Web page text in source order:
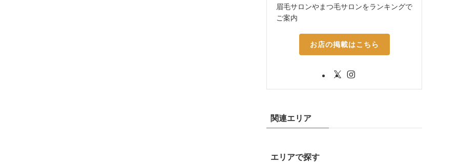
眉毛サロンやまつ毛サロンをランキングで
ご案内
お店の掲載はこちら
関連エリア
エリアで探す